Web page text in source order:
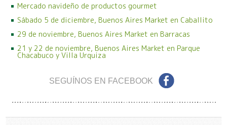
Mercado navideño de productos gourmet
Sábado 5 de diciembre, Buenos Aires Market en Caballito
29 de noviembre, Buenos Aires Market en Barracas
21 y 22 de noviembre, Buenos Aires Market en Parque
Chacabuco y Villa Urquiza
SEGUÍNOS EN FACEBOOK